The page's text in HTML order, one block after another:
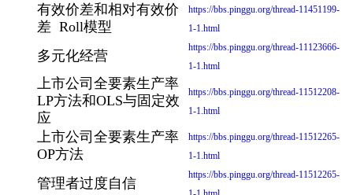
有效价差和相对有效价
差 Roll模型
https://bbs.pinggu.org/thread-11451199-
1-1.html
多元化经营
https://bbs.pinggu.org/thread-11123666-
1-1.html
上市公司全要素生产率
LP方法和OLS与固定效
应
https://bbs.pinggu.org/thread-11512208-
1-1.html
上市公司全要素生产率
OP方法
https://bbs.pinggu.org/thread-11512265-
1-1.html
管理者过度自信
https://bbs.pinggu.org/thread-11512265-